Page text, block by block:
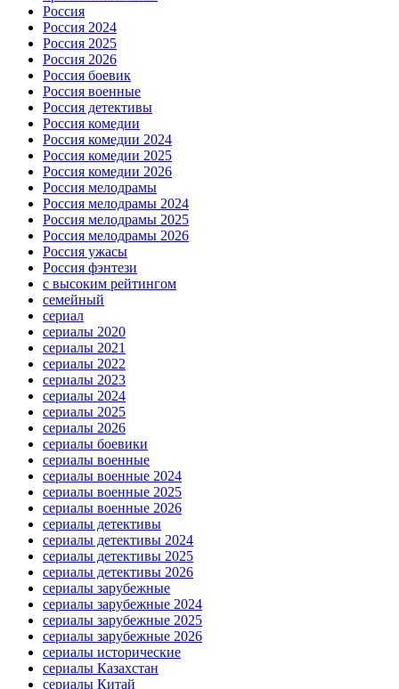
Россия
Россия 2024
Россия 2025
Россия 2026
Россия боевик
Россия военные
Россия детективы
Россия комедии
Россия комедии 2024
Россия комедии 2025
Россия комедии 2026
Россия мелодрамы
Россия мелодрамы 2024
Россия мелодрамы 2025
Россия мелодрамы 2026
Россия ужасы
Россия фэнтези
с высоким рейтингом
семейный
сериал
сериалы 2020
сериалы 2021
сериалы 2022
сериалы 2023
сериалы 2024
сериалы 2025
сериалы 2026
сериалы боевики
сериалы военные
сериалы военные 2024
сериалы военные 2025
сериалы военные 2026
сериалы детективы
сериалы детективы 2024
сериалы детективы 2025
сериалы детективы 2026
сериалы зарубежные
сериалы зарубежные 2024
сериалы зарубежные 2025
сериалы зарубежные 2026
сериалы исторические
сериалы Казахстан
сериалы Китай